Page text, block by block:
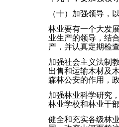
（十）加强领导，
林业要有一个大发
业生产的领导，结
产，并认真定期检
加强社会主义法制
出售和运输木材及
森林公安的作用，
加强林业科学研究
林业学校和林业干
健全和充实各级林